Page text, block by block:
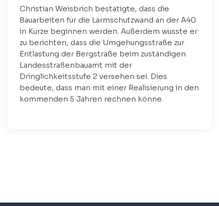
Christian Weisbrich bestätigte, dass die
Bauarbeiten für die Lärmschutzwand an der A40
in Kürze beginnen werden. Außerdem wusste er
zu berichten, dass die Umgehungsstraße zur
Entlastung der Bergstraße beim zuständigen
Landesstraßenbauamt mit der
Dringlichkeitsstufe 2 versehen sei. Dies
bedeute, dass man mit einer Realisierung in den
kommenden 5 Jahren rechnen könne.